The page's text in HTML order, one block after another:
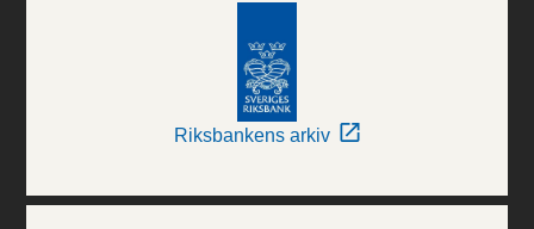
Riksbankens arkiv